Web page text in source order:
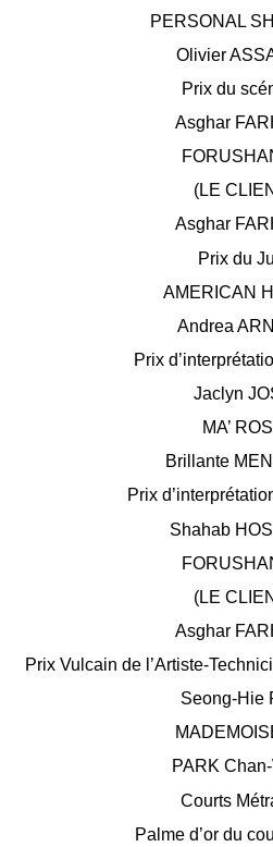
PERSONAL
Olivier
Prix du
Asghar
(LE
Asghar
Prix du
AMERICAN
Andrea
Prix
Jaclyn
MA’
Brillante
Prix
Shahab
(LE
Asghar
Prix Vulcain de l’Artiste-
Seong-Hie
PARK
Courts
Palme d’or du